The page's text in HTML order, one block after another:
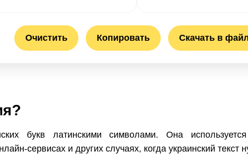
Очистить Копировать Скачать в
букв латинскими символами. Она
сервисах и других случаях, когда украинский текст